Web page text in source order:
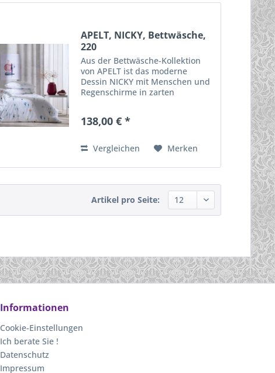
APELT, NICKY, Bettwäsche,
220
Aus der Bettwäsche-Kollektion
von APELT ist das moderne
Dessin NICKY mit Menschen und
Regenschirme in zarten
135x200 und 155x220 erhältlich.
mercesierter...
138,00 € *
Vergleichen Merken
Artikel pro Seite:
Informationen
Cookie-Einstellungen
Ich berate Sie !
Datenschutz
Impressum